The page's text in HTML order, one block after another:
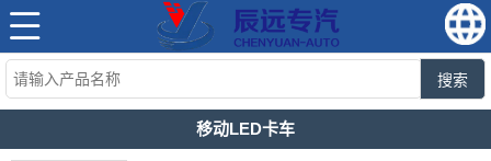
搜索
移动LED卡车